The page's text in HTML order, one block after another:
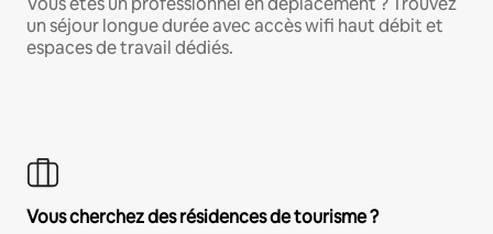
un séjour longue durée avec accès wifi haut débit et
espaces de travail dédiés.
Vous cherchez des résidences de tourisme ?